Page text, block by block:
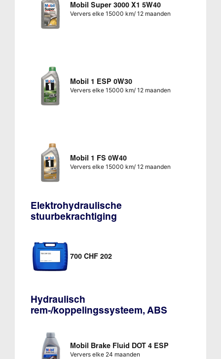
Mobil Super 3000 X1 5W40
Ververs elke 15000 km/ 12 maanden
Mobil 1 ESP 0W30
Ververs elke 15000 km/ 12 maanden
Mobil 1 FS 0W40
Ververs elke 15000 km/ 12 maanden
Elektrohydraulische
stuurbekrachtiging
700 CHF 202
Hydraulisch
rem-/koppelingssysteem, ABS
Mobil Brake Fluid DOT 4 ESP
Ververs elke 24 maanden